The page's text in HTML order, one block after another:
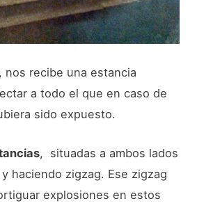
nos recibe una estancia
a todo el que en caso de
sido expuesto.
, situadas a ambos lados
haciendo zigzag. Ese zigzag
explosiones en estos